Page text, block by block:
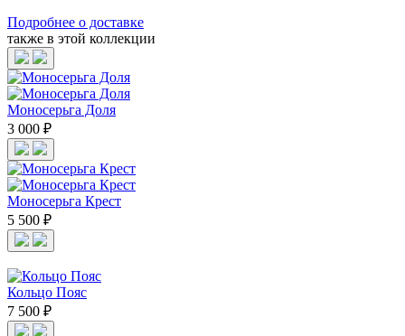
Подробнее о доставке
также в этой коллекции
Моносерьга Доля
3 000 ₽
Моносерьга Крест
5 500 ₽
Кольцо Пояс
7 500 ₽